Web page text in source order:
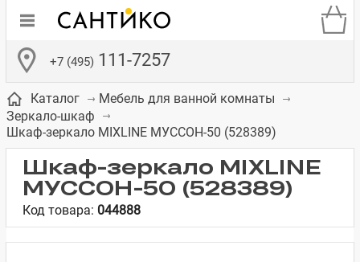
+7 (495) 111-7257
унитазов
Сиденья для
унитазов
Смесители для
встраиваемых
Зеркало-шкаф
Полки в ванную
Комоды в
Каталог
Мебель для ванной комнаты
Зеркало-шкаф
Шкаф-зеркало MIXLINE МУССОН-50 (528389)
Шкаф-зеркало MIXLINE
МУССОН-50 (528389)
Код товара: 044888